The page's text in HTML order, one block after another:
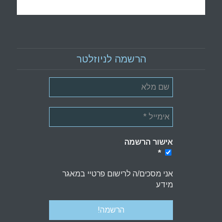
הרשמה לניוזלטר
אישור הרשמה
*
אני מסכים/ה לרישום פרטיי במאגר
מידע